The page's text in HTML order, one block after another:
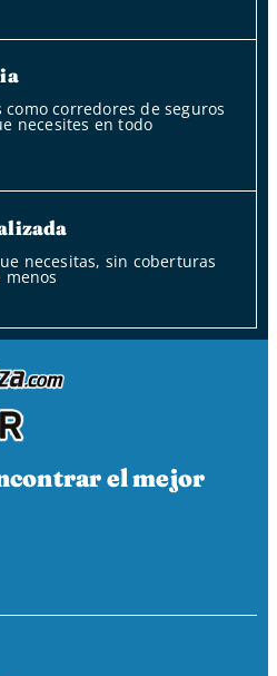
como corredores de seguros
necesites en todo
necesitas, sin coberturas
el mejor